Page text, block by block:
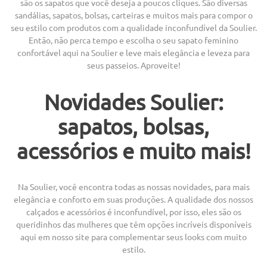
são os sapatos que você deseja a poucos cliques. São diversas
sandálias, sapatos, bolsas, carteiras e muitos mais para compor o
seu estilo com produtos com a qualidade inconfundível da Soulier.
Então, não perca tempo e escolha o seu sapato feminino
confortável aqui na Soulier e leve mais elegância e leveza para
seus passeios. Aproveite!
Novidades Soulier:
sapatos, bolsas,
acessórios e muito mais!
Na Soulier, você encontra todas as nossas novidades, para mais
elegância e conforto em suas produções. A qualidade dos nossos
calçados e acessórios é inconfundível, por isso, eles são os
queridinhos das mulheres que têm opções incríveis disponíveis
aqui em nosso site para complementar seus looks com muito
estilo.